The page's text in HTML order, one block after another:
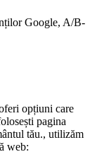
Google, A/B-
opțiuni care
pagina
tău., utilizăm
web: